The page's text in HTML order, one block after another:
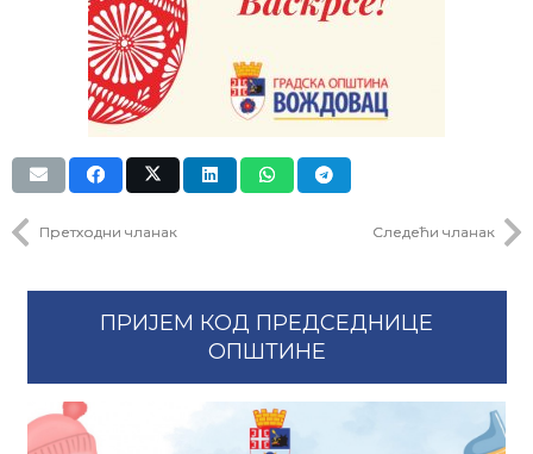
Претходни чланак Следећи чланак
ПРИЈЕМ КОД ПРЕДСЕДНИЦЕ
ОПШТИНЕ